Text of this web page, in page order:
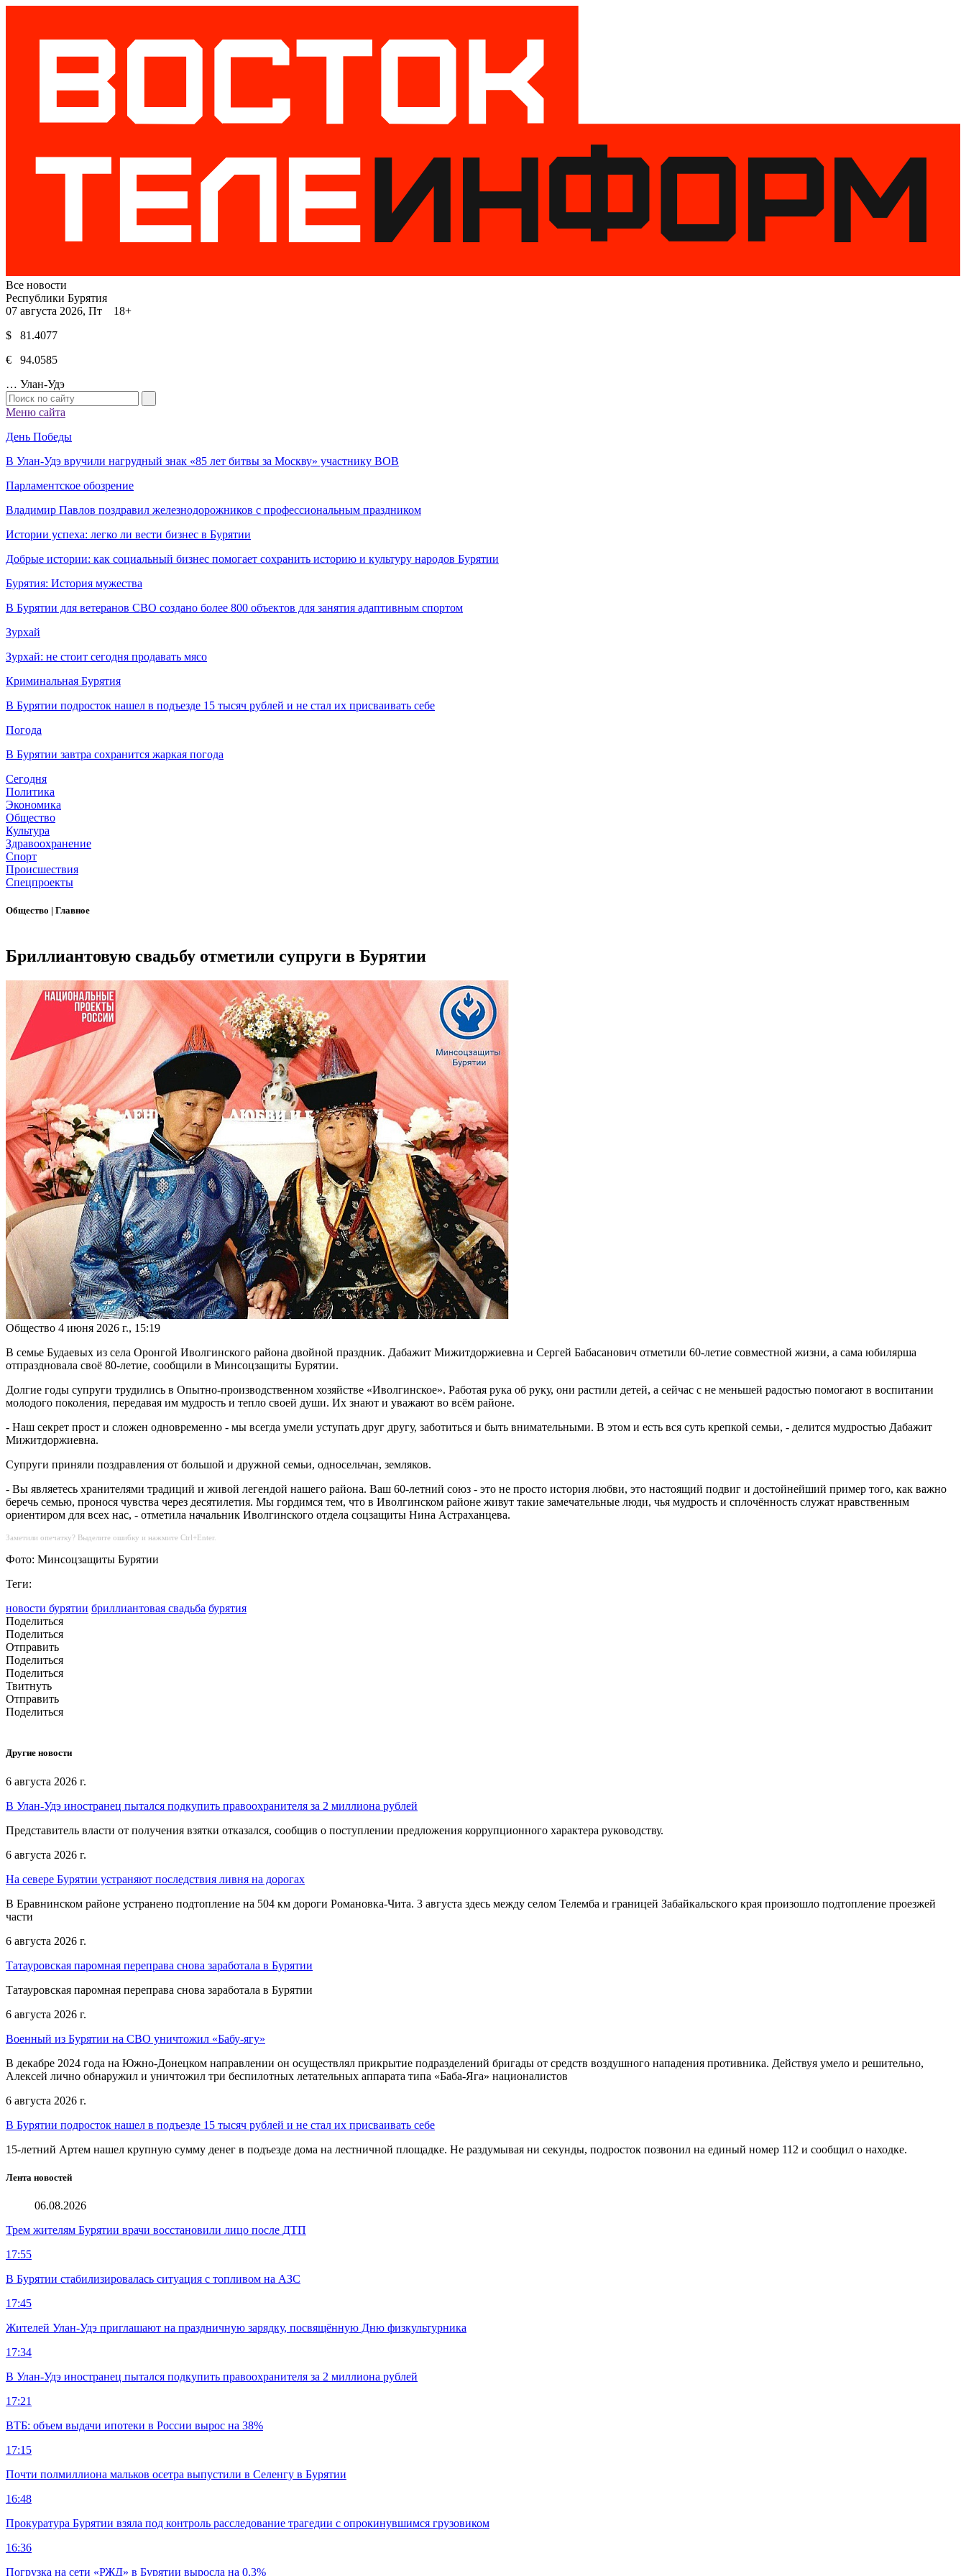
Все новости
Республики Бурятия
07 августа 2026, Пт 18+
$ 81.4077
€ 94.0585
… Улан-Удэ
Меню сайта
День Победы
В Улан-Удэ вручили нагрудный знак «85 лет битвы за Москву» участнику ВОВ
Парламентское обозрение
Владимир Павлов поздравил железнодорожников с профессиональным праздником
Истории успеха: легко ли вести бизнес в Бурятии
Добрые истории: как социальный бизнес помогает сохранить историю и культуру народов Бурятии
Бурятия: История мужества
В Бурятии для ветеранов СВО создано более 800 объектов для занятия адаптивным спортом
Зурхай
Зурхай: не стоит сегодня продавать мясо
Криминальная Бурятия
В Бурятии подросток нашел в подъезде 15 тысяч рублей и не стал их присваивать себе
Погода
В Бурятии завтра сохранится жаркая погода
Сегодня
Политика
Экономика
Общество
Культура
Здравоохранение
Спорт
Происшествия
Спецпроекты
Общество | Главное
Бриллиантовую свадьбу отметили супруги в Бурятии
Общество 4 июня 2026 г., 15:19
В семье Будаевых из села Оронгой Иволгинского района двойной праздник. Дабажит Мижитдоржиевна и Сергей Бабасанович отметили 60-летие совместной жизни, а сама юбилярша
отпраздновала своё 80-летие, сообщили в Минсоцзащиты Бурятии.
Долгие годы супруги трудились в Опытно-производственном хозяйстве «Иволгинское». Работая рука об руку, они растили детей, а сейчас с не меньшей радостью помогают в воспитании
молодого поколения, передавая им мудрость и тепло своей души. Их знают и уважают во всём районе.
- Наш секрет прост и сложен одновременно - мы всегда умели уступать друг другу, заботиться и быть внимательными. В этом и есть вся суть крепкой семьи, - делится мудростью Дабажит
Мижитдоржиевна.
Супруги приняли поздравления от большой и дружной семьи, односельчан, земляков.
- Вы являетесь хранителями традиций и живой легендой нашего района. Ваш 60-летний союз - это не просто история любви, это настоящий подвиг и достойнейший пример того, как важно
беречь семью, пронося чувства через десятилетия. Мы гордимся тем, что в Иволгинском районе живут такие замечательные люди, чья мудрость и сплочённость служат нравственным
ориентиром для всех нас, - отметила начальник Иволгинского отдела соцзащиты Нина Астраханцева.
Заметили опечатку? Выделите ошибку и нажмите Ctrl+Enter.
Фото: Минсоцзащиты Бурятии
Теги:
новости бурятии бриллиантовая свадьба бурятия
Поделиться
Поделиться
Отправить
Поделиться
Поделиться
Твитнуть
Отправить
Поделиться
Другие новости
6 августа 2026 г.
В Улан-Удэ иностранец пытался подкупить правоохранителя за 2 миллиона рублей
Представитель власти от получения взятки отказался, сообщив о поступлении предложения коррупционного характера руководству.
6 августа 2026 г.
На севере Бурятии устраняют последствия ливня на дорогах
В Еравнинском районе устранено подтопление на 504 км дороги Романовка-Чита. 3 августа здесь между селом Телемба и границей Забайкальского края произошло подтопление проезжей
части
6 августа 2026 г.
Татауровская паромная переправа снова заработала в Бурятии
Татауровская паромная переправа снова заработала в Бурятии
6 августа 2026 г.
Военный из Бурятии на СВО уничтожил «Бабу-ягу»
В декабре 2024 года на Южно-Донецком направлении он осуществлял прикрытие подразделений бригады от средств воздушного нападения противника. Действуя умело и решительно,
Алексей лично обнаружил и уничтожил три беспилотных летательных аппарата типа «Баба-Яга» националистов
6 августа 2026 г.
В Бурятии подросток нашел в подъезде 15 тысяч рублей и не стал их присваивать себе
15-летний Артем нашел крупную сумму денег в подъезде дома на лестничной площадке. Не раздумывая ни секунды, подросток позвонил на единый номер 112 и сообщил о находке.
Лента новостей
06.08.2026
Трем жителям Бурятии врачи восстановили лицо после ДТП
17:55
В Бурятии стабилизировалась ситуация с топливом на АЗС
17:45
Жителей Улан-Удэ приглашают на праздничную зарядку, посвящённую Дню физкультурника
17:34
В Улан-Удэ иностранец пытался подкупить правоохранителя за 2 миллиона рублей
17:21
ВТБ: объем выдачи ипотеки в России вырос на 38%
17:15
Почти полмиллиона мальков осетра выпустили в Селенгу в Бурятии
16:48
Прокуратура Бурятии взяла под контроль расследование трагедии с опрокинувшимся грузовиком
16:36
Погрузка на сети «РЖД» в Бурятии выросла на 0,3%